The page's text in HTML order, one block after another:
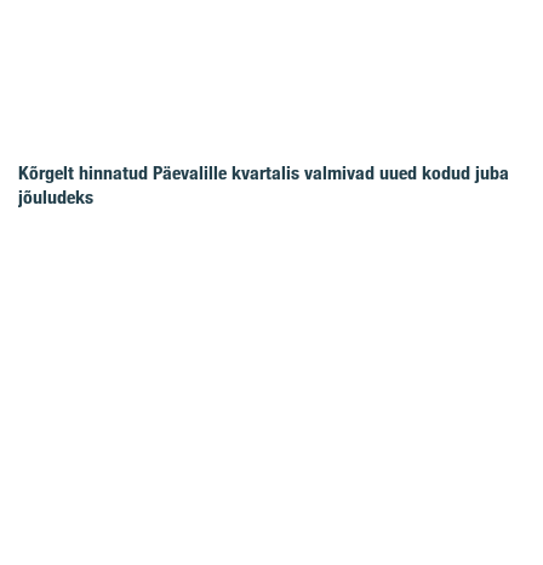
Kõrgelt hinnatud Päevalille kvartalis valmivad uued kodud juba
jõuludeks